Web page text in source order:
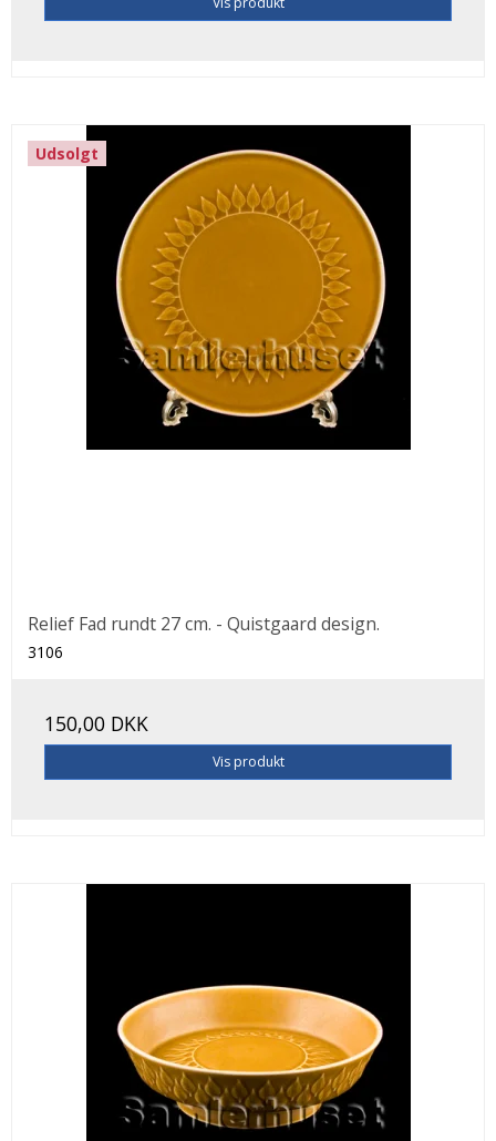
Udsolgt
Relief Fad rundt 27 cm. - Quistgaard design.
3106
150,00 DKK
Vis produkt